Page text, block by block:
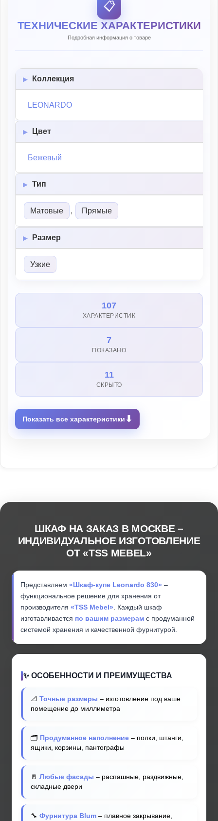
📋
ТЕХНИЧЕСКИЕ ХАРАКТЕРИСТИКИ
Подробная информация о товаре
Коллекция
LEONARDO
Цвет
Бежевый
Тип
Матовые , Прямые
Размер
Узкие
107
ХАРАКТЕРИСТИК
7
ПОКАЗАНО
11
СКРЫТО
Показать все характеристики ⬇
ШКАФ НА ЗАКАЗ В МОСКВЕ –
ИНДИВИДУАЛЬНОЕ ИЗГОТОВЛЕНИЕ
ОТ «TSS MEBEL»
Представляем «Шкаф-купе Leonardo 830» –
функциональное решение для хранения от
производителя «TSS Mebel» . Каждый шкаф
изготавливается по вашим размерам с продуманной
системой хранения и качественной фурнитурой.
✨ ОСОБЕННОСТИ И ПРЕИМУЩЕСТВА
📐 Точные размеры – изготовление под ваше
помещение до миллиметра
🗂️ Продуманное наполнение – полки, штанги,
ящики, корзины, пантографы
🚪 Любые фасады – распашные, раздвижные,
складные двери
🔧 Фурнитура Blum – плавное закрывание,